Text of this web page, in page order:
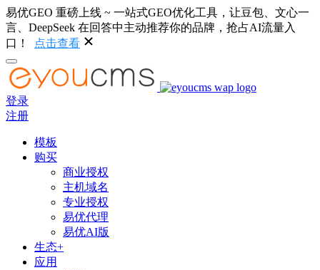
易优GEO 重磅上线 ~ 一站式GEO优化工具，让豆包、文心一
言、DeepSeek 在回答中主动推荐你的品牌，抢占AI流量入
口！
点击查看
登录
注册
模板
购买
商业授权
主机域名
专业授权
易优代理
易优AI版
生态+
应用